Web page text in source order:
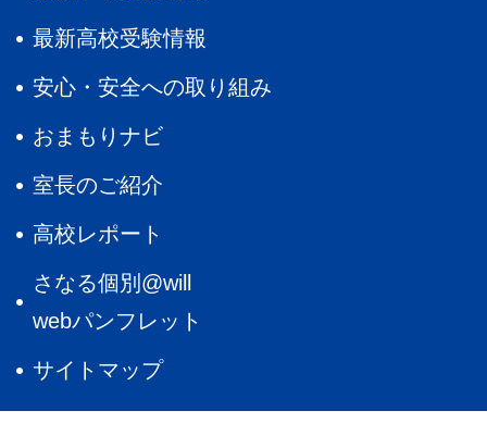
最新高校受験情報
安心・安全への取り組み
おまもりナビ
室長のご紹介
高校レポート
さなる個別@will
webパンフレット
サイトマップ